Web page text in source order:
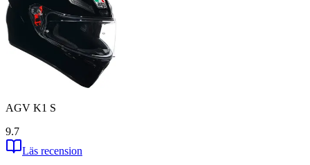
AGV K1 S
9.7
Läs recension